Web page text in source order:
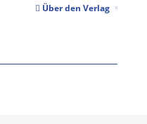
Über den Verlag